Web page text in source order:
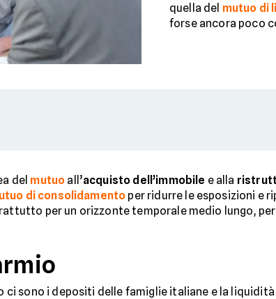
quella del mutuo di
forse ancora poco
del mutuo all’acquisto dell’immobile e alla
di consolidamento per ridurre le esposizioni e
per un orizzonte temporale medio lungo,
ci sono i depositi delle famiglie italiane e la liquidità